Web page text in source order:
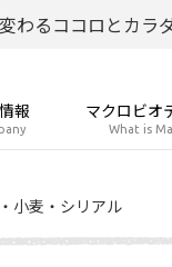
わるココロとカラ
報 マクロビオ
What is
小麦・シリアル